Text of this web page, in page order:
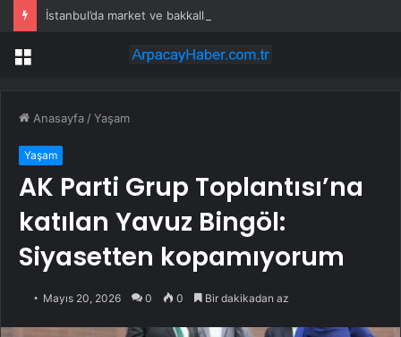
Menü
Anasayfa /Yaşam
Yaşam
AK Parti Grup Toplantısı’na
katılan Yavuz Bingöl:
Siyasetten kopamıyorum
Mayıs 20, 2026 0 0 Bir dakikadan az